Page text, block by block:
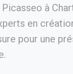
à
en
pour une